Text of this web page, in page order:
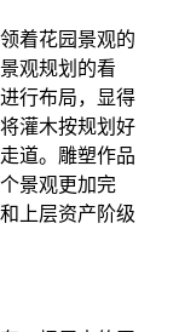
着花园景观的
观规划的看
行布局，显得
灌木按规划好
道。雕塑作品
景观更加完
上层资产阶级